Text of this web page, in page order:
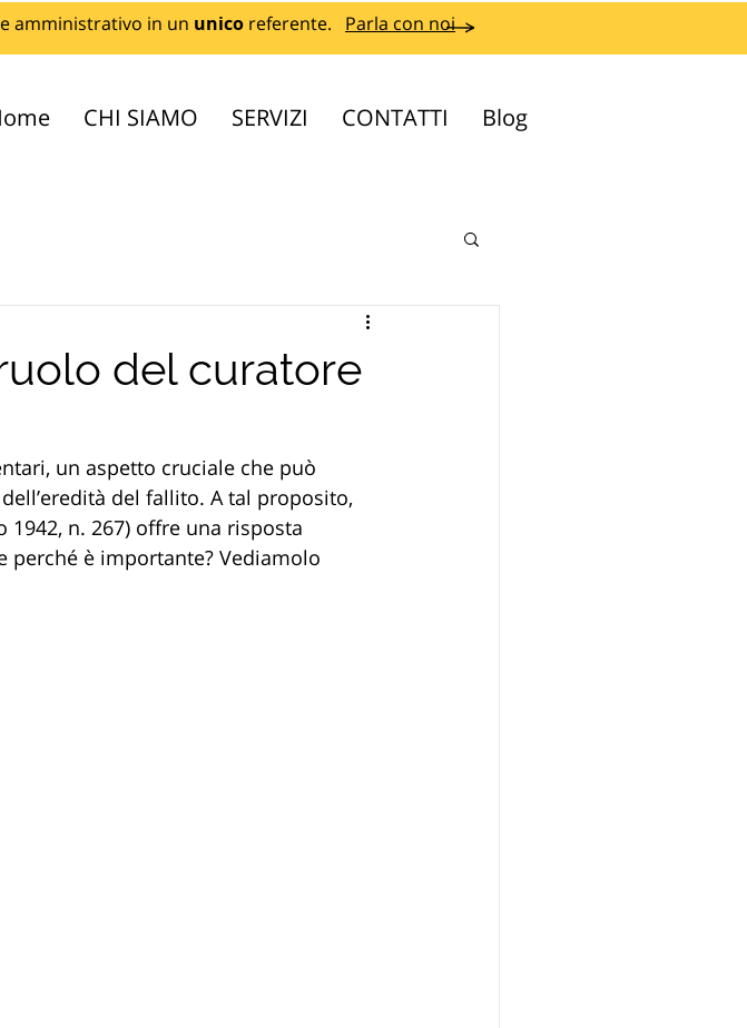
amministrativo in un unico referente. Parla con noi
CHI SIAMO SERVIZI CONTATTI Blog
del curatore
un aspetto cruciale che può
del fallito. A tal proposito,
1942, n. 267) offre una risposta
perché è importante? Vediamolo